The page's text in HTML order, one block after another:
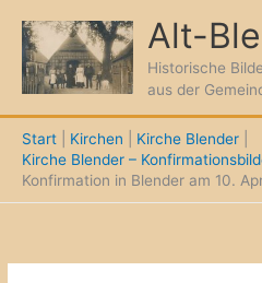
Inhalt
springen
Alt-
Historische
aus der
Start Kirchen
Kirche Blender
Kirche Blender –
Konfirmation in Blender am 10.